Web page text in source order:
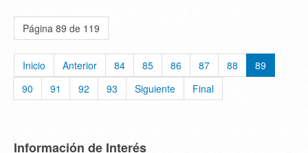
Página 89 de 119
Inicio Anterior 84 85 86 87 88
89
90
91 92 93 Siguiente Final
Información de Interés